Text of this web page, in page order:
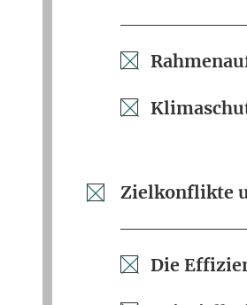
Zielkonflikte
Die